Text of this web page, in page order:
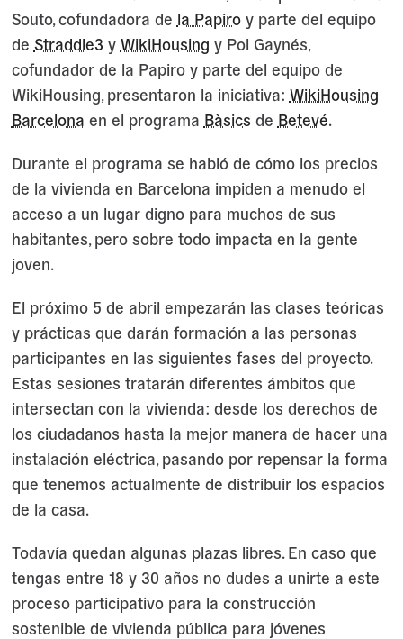
Souto, cofundadora de la Papiroy parte del equipo
de Straddle3 y WikiHousing y Pol Gaynés,
cofundador de la Papiro y parte del equipo de
WikiHousing, presentaron la iniciativa: WikiHousing
Barcelona en el programa Bàsics de Betevé.
Durante el programa se habló de cómo los precios
de la vivienda en Barcelona impiden a menudo el
acceso a un lugar digno para muchos de sus
habitantes, pero sobre todo impacta en la gente
joven.
El próximo 5 de abril empezarán las clases teóricas
y prácticas que darán formación a las personas
participantes en las siguientes fases del proyecto.
Estas sesiones tratarán diferentes ámbitos que
intersectan con la vivienda: desde los derechos de
los ciudadanos hasta la mejor manera de hacer una
instalación eléctrica, pasando por repensar la forma
que tenemos actualmente de distribuir los espacios
de la casa.
Todavía quedan algunas plazas libres. En caso que
tengas entre 18 y 30 años no dudes a unirte a este
proceso participativo para la construcción
sostenible de vivienda pública para jóvenes